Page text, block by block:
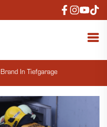
Brand In Tiefgarage